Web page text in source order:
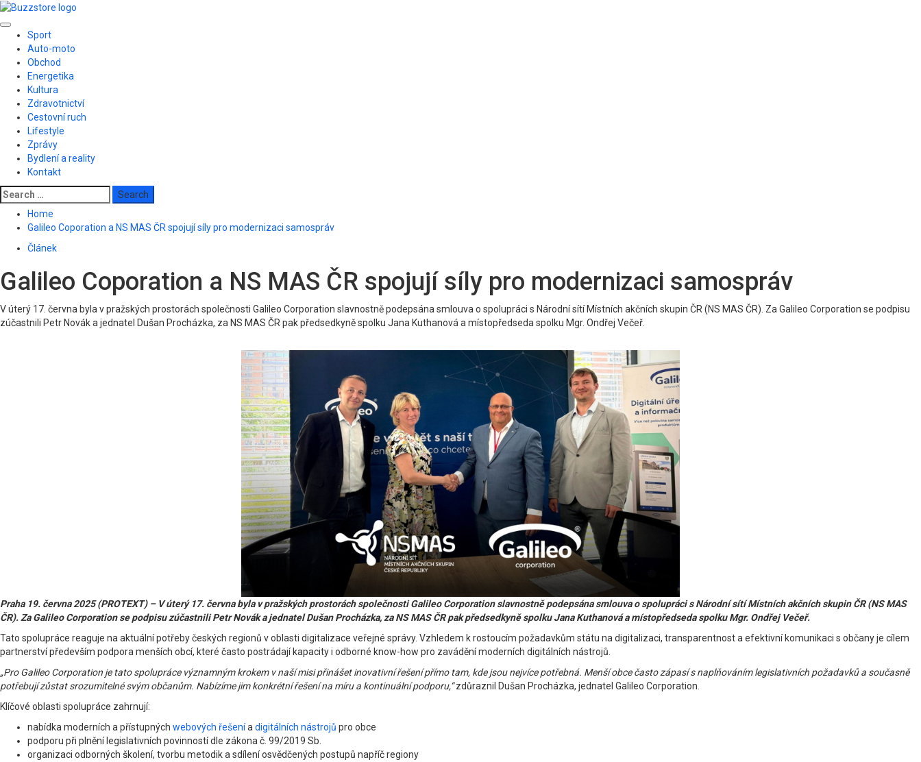
Skip
content
Primary
Menu
Sport
Auto-moto
Obchod
Energetika
Kultura
Zdravotnictví
Cestovní ruch
Lifestyle
Zprávy
Bydlení a reality
Kontakt
Search
for:
Home
Galileo Coporation a NS MAS ČR spojují síly pro modernizaci samospráv
Článek
Galileo Coporation a NS MAS ČR spojují síly pro modernizaci samospráv
V úterý 17. června byla v pražských prostorách společnosti Galileo Corporation slavnostně podepsána smlouva o spolupráci s Národní sítí Místních akčních skupin ČR (NS MAS ČR). Za Galileo Corporation se podpisu
zúčastnili Petr Novák a jednatel Dušan Procházka, za NS MAS ČR pak předsedkyně spolku Jana Kuthanová a místopředseda spolku Mgr. Ondřej Večeř.
Praha 19. června 2025 (PROTEXT) – V úterý 17. června byla v pražských prostorách společnosti Galileo Corporation slavnostně podepsána smlouva o spolupráci s Národní sítí Místních akčních skupin ČR (NS MAS
ČR). Za Galileo Corporation se podpisu zúčastnili Petr Novák a jednatel Dušan Procházka, za NS MAS ČR pak předsedkyně spolku Jana Kuthanová a místopředseda spolku Mgr. Ondřej Večeř.
Tato spolupráce reaguje na aktuální potřeby českých regionů v oblasti digitalizace veřejné správy. Vzhledem k rostoucím požadavkům státu na digitalizaci, transparentnost a efektivní komunikaci s občany je cílem
partnerství především podpora menších obcí, které často postrádají kapacity i odborné know-how pro zavádění moderních digitálních nástrojů.
„Pro Galileo Corporation je tato spolupráce významným krokem v naší misi přinášet inovativní řešení přímo tam, kde jsou nejvíce potřebná. Menší obce často zápasí s naplňováním legislativních požadavků a současně
potřebují zůstat srozumitelné svým občanům. Nabízíme jim konkrétní řešení na míru a kontinuální podporu,“zdůraznil Dušan Procházka, jednatel Galileo Corporation.
Klíčové oblasti spolupráce zahrnují:
nabídka moderních a přístupných webových řešeníadigitálních nástrojů pro obce
podporu při plnění legislativních povinností dle zákona č. 99/2019 Sb.
organizaci odborných školení, tvorbu metodik a sdílení osvědčených postupů napříč regiony